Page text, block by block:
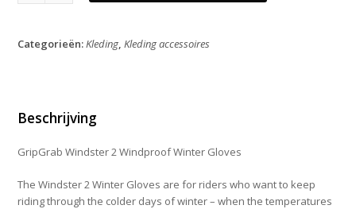
Winter
Categorieën:Kleding,Kleding accessoires
Beschrijving
GripGrab Windster 2 Windproof Winter Gloves
The Windster 2 Winter Gloves are for riders who want to keep
riding through the colder days of winter – when the temperatures